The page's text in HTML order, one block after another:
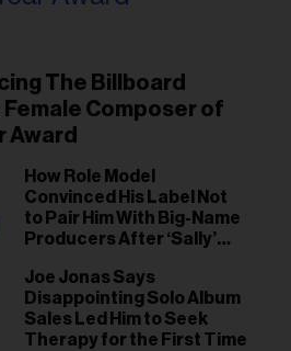
The Billboard
Female Composer of
Award
How Role Model
Convinced His Label Not
to Pair Him With Big-Name
Producers After ‘Sally’
Gut This Time’
Joe Jonas Says
Disappointing Solo Album
Sales Led Him to Seek
Therapy for the First Time